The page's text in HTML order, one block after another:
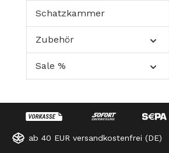
Schatzkammer
Zubehör
Sale %
ab 40 EUR versandkostenfrei (DE)